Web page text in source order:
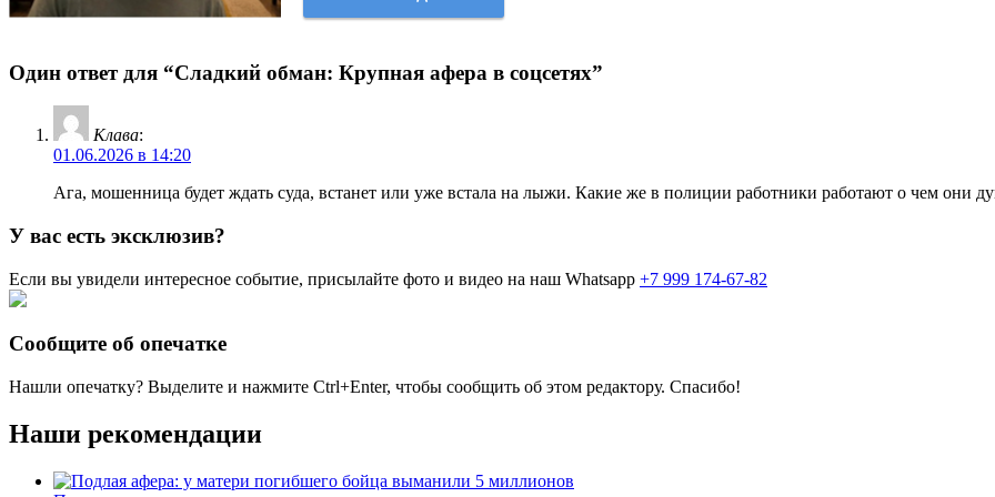
Один ответ для “Сладкий обман: Крупная афера в соцсетях”
Клава:
01.06.2026 в 14:20
Ага, мошенница будет ждать суда, встанет или уже встала на лыжи. Какие же в полиции работники работают о чем они
У вас есть эксклюзив?
Если вы увидели интересное событие, присылайте фото и видео на наш Whatsapp +7 999 174-67-82
Сообщите об опечатке
Нашли опечатку? Выделите и нажмите Ctrl+Enter, чтобы сообщить об этом редактору. Спасибо!
Наши рекомендации